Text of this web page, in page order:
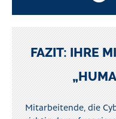
FAZIT: IHRE
Mitarbeitende, die